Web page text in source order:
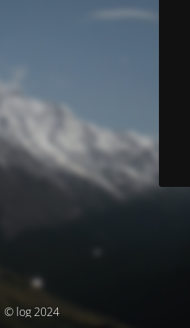
© log 2024